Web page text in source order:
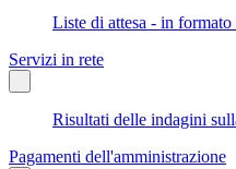
Liste di attesa - in formato
Servizi in rete
Risultati delle indagini
Pagamenti dell'amministrazione